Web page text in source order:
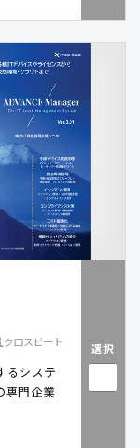
クロスビート
るシステ
専門企業
選択